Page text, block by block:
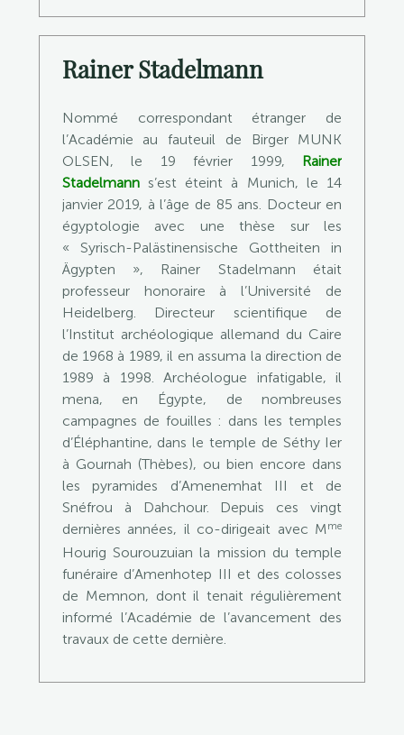
Rainer Stadelmann
Nommé correspondant étranger de
l’Académie au fauteuil de Birger MUNK
OLSEN, le 19 février 1999, Rainer
Stadelmanns’est éteint à Munich, le 14
janvier 2019, à l’âge de 85 ans. Docteur en
égyptologie avec une thèse sur les
« Syrisch-Palästinensische Gottheiten in
Ägypten », Rainer Stadelmann était
professeur honoraire à l’Université de
Heidelberg. Directeur scientifique de
l’Institut archéologique allemand du Caire
de 1968 à 1989, il en assuma la direction de
1989 à 1998. Archéologue infatigable, il
mena, en Égypte, de nombreuses
campagnes de fouilles : dans les temples
d’Éléphantine, dans le temple de Séthy Ier
à Gournah (Thèbes), ou bien encore dans
les pyramides d’Amenemhat III et de
Snéfrou à Dahchour. Depuis ces vingt
dernières années, il co-dirigeait avec Mme
Hourig Sourouzuian la mission du temple
funéraire d’Amenhotep III et des colosses
de Memnon, dont il tenait régulièrement
informé l’Académie de l’avancement des
travaux de cette dernière.